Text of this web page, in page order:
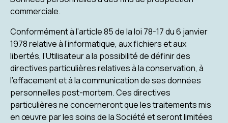
commerciale.
Conformément à l’article 85 de la loi 78-17 du 6 janvier
1978 relative à l’informatique, aux fichiers et aux
libertés, l’Utilisateur a la possibilité de définir des
directives particulières relatives à la conservation, à
l’effacement et à la communication de ses données
personnelles post-mortem. Ces directives
particulières ne concerneront que les traitements mis
en œuvre par les soins de la Société et seront limitées